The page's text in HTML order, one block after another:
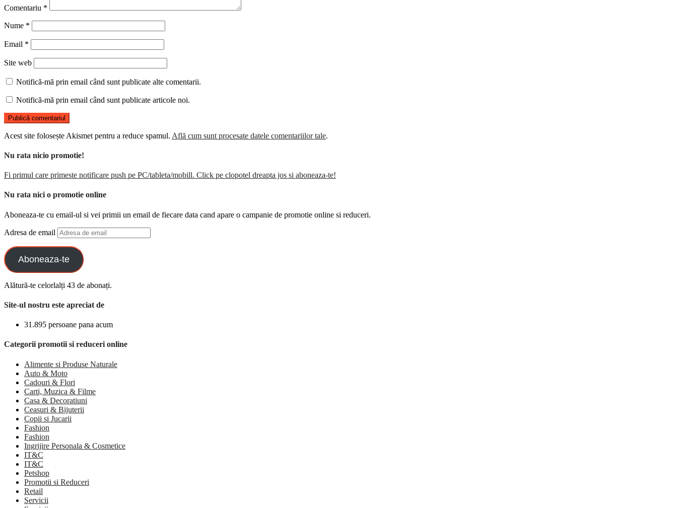
Comentariu *
Nume *
Email *
Site web
Notifică-mă prin email când sunt publicate alte comentarii.
Notifică-mă prin email când sunt publicate articole noi.
Acest site folosește Akismet pentru a reduce spamul. Află cum sunt procesate datele comentariilor tale.
Nu rata nicio promotie!
Fi primul care primeste notificare push pe PC/tableta/mobill. Click pe clopotel dreapta jos si aboneaza-te!
Nu rata nici o promotie online
Aboneaza-te cu email-ul si vei primii un email de fiecare data cand apare o campanie de promotie online si reduceri.
Adresa de email
Aboneaza-te
Alătură-te celorlalți 43 de abonați.
Site-ul nostru este apreciat de
31.895 persoane pana acum
Categorii promotii si reduceri online
Alimente si Produse Naturale
Auto & Moto
Cadouri & Flori
Carti, Muzica & Filme
Casa & Decoratiuni
Ceasuri & Bijuterii
Copii si Jucarii
Fashion
Fashion
Ingrijire Personala & Cosmetice
IT&C
IT&C
Petshop
Promotii si Reduceri
Retail
Servicii